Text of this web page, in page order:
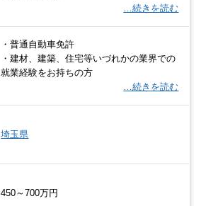
…続きを読む
・普通自動車免許
・建材、建築、住宅等いづれかの業界での
就業経験をお持ちの方
…続きを読む
埼玉県
450～700万円